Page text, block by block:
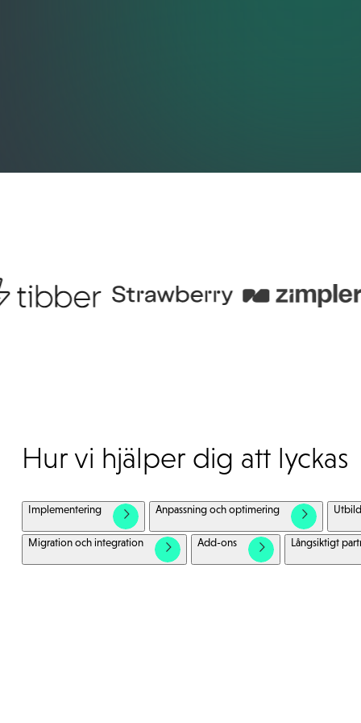
Hur vi hjälper dig att lyckas
Implementering Anpassning och optimering
Migration och integration Add-ons Långsiktigt